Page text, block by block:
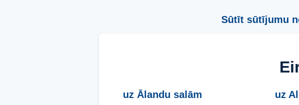
Sūtīt sūtījumu
uz Ālandu salām uz